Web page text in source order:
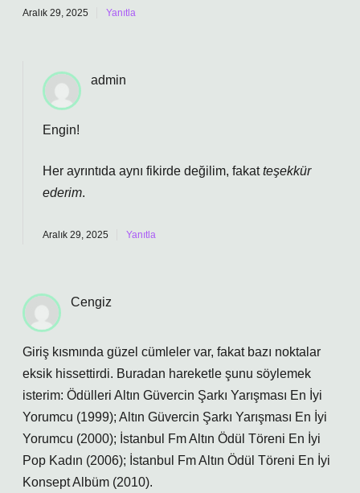
Aralık 29, 2025 Yanıtla
admin
Engin!
Her ayrıntıda aynı fikirde değilim, fakatteşekkür
ederim.
Aralık 29, 2025 Yanıtla
Cengiz
Giriş kısmında güzel cümleler var, fakat bazı noktalar
eksik hissettirdi. Buradan hareketle şunu söylemek
isterim: Ödülleri Altın Güvercin Şarkı Yarışması En İyi
Yorumcu (1999); Altın Güvercin Şarkı Yarışması En İyi
Yorumcu (2000); İstanbul Fm Altın Ödül Töreni En İyi
Pop Kadın (2006); İstanbul Fm Altın Ödül Töreni En İyi
Konsept Albüm (2010).